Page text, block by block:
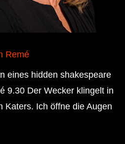
Remé
eines hidden shakespeare
9.30 Der Wecker klingelt in
Katers. Ich öffne die Augen